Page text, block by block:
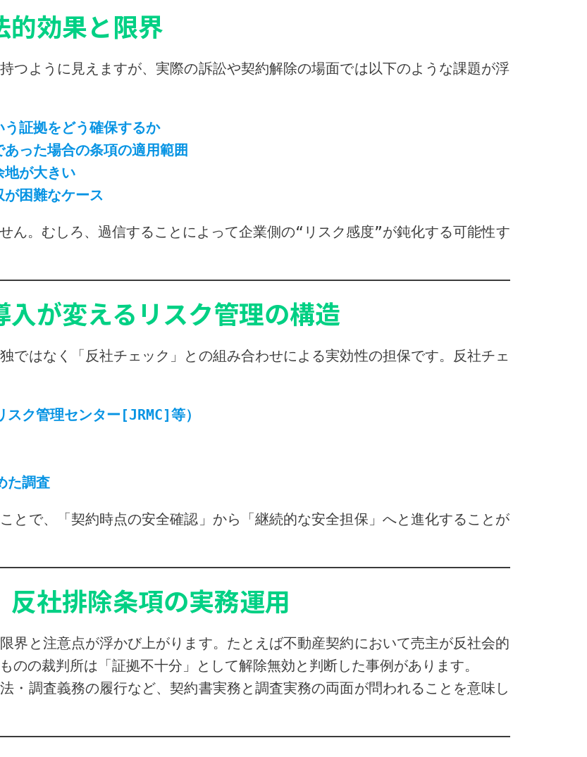
的効果と限界
つように見えますが、実際の訴訟や契約解除の場面では以下のような課題が浮
証拠をどう確保するか
った場合の条項の適用範囲
が大きい
困難なケース
ん。むしろ、過信することによって企業側の“リスク感度”が鈍化する可能性す
が変えるリスク管理の構造
ではなく「反社チェック」との組み合わせによる実効性の担保です。反社チェ
ク管理センター[JRMC]等）
た調査
とで、「契約時点の安全確認」から「継続的な安全担保」へと進化することが
社排除条項の実務運用
界と注意点が浮かび上がります。たとえば不動産契約において売主が反社会的
の裁判所は「証拠不十分」として解除無効と判断した事例があります。
・調査義務の履行など、契約書実務と調査実務の両面が問われることを意味し